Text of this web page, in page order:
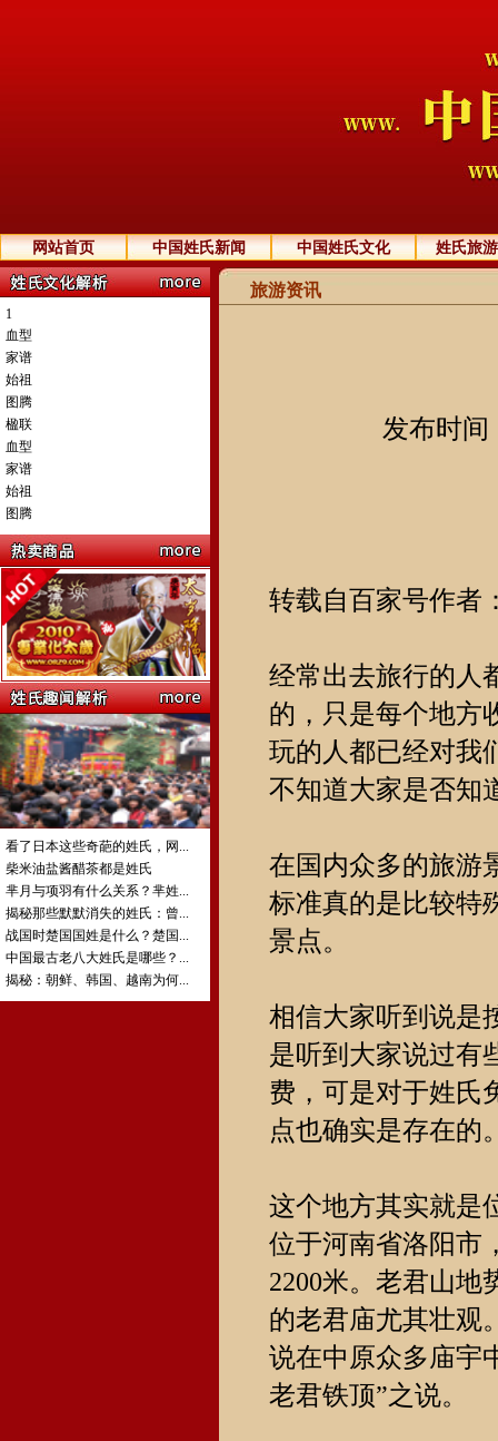
网站首页 中国姓氏新闻 中国姓氏文化 姓氏旅
1
血型
家谱
始祖
图腾
楹联
血型
家谱
始祖
图腾
看了日本这些奇葩的姓氏，网...
柴米油盐酱醋茶都是姓氏
芈月与项羽有什么关系？芈姓...
揭秘那些默默消失的姓氏：曾...
战国时楚国国姓是什么？楚国...
中国最古老八大姓氏是哪些？...
揭秘：朝鲜、韩国、越南为何...
旅游资讯
发布时间
转载自百家号作者
经常出去旅行的人
的，只是每个地方
玩的人都已经对我
不知道大家是否知
在国内众多的旅游
标准真的是比较特
景点。
相信大家听到说是
是听到大家说过有
费，可是对于姓氏
点也确实是存在的
这个地方其实就是
位于河南省洛阳市
2200米。老君山地
的老君庙尤其壮观
说在中原众多庙宇
老君铁顶”之说。